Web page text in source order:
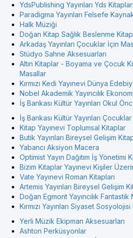
YdsPublishing Yayınları Yds Kitapları
Paradigma Yayınları Felsefe
Halk Müziği
Doğan Kitap Sağlık Beslenme
Arkadaş Yayınları Çocuklar İçin
Stüdyo Sahne Aksesuarları
Altın Kitaplar - Boyama ve Çocuk
Masallar
Kırmızı Kedi Yayınevi Dünya
Nobel Akademik Yayıncılık
İş Bankası Kültür Yayınları Okul
İş Bankası Kültür Yayınları
Kitap Yayınevi Toplumsal Kitaplar
Butik Yayınları Bireysel Gelişim
Yabancı Aksiyon Macera
Optimist Yayın Dağıtım İş Yönetimi
Bizim Kitaplar Yayınevi Kişiler
Vate Yayınevi Roman Kitapları
Artemis Yayınları Bireysel Gelişim
Doğan Egmont Yayıncılık Fantastik
Kırmızı Yayınları Siyaset Sosyolojisi
Yerli Müzik Ekipman Aksesuarları
Ashton Perküsyonlar